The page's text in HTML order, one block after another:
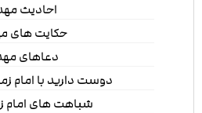
احادیث
حکایت های
دعاهای
دوست دارید با امام
شباهت های امام